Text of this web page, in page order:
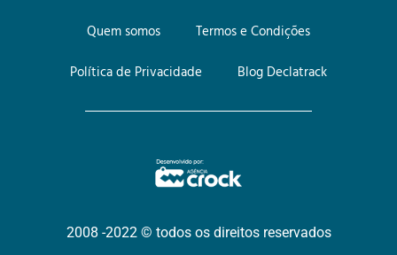
Quem somos
Termos e Condições
Política de Privacidade
Blog Declatrack
2008 -2022 © todos os direitos reservados